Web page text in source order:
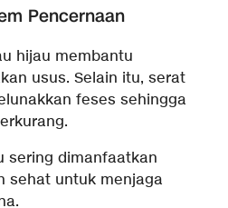
Pencernaan
hijau membantu
usus. Selain itu, serat
feses sehingga
sering dimanfaatkan
sehat untuk menjaga